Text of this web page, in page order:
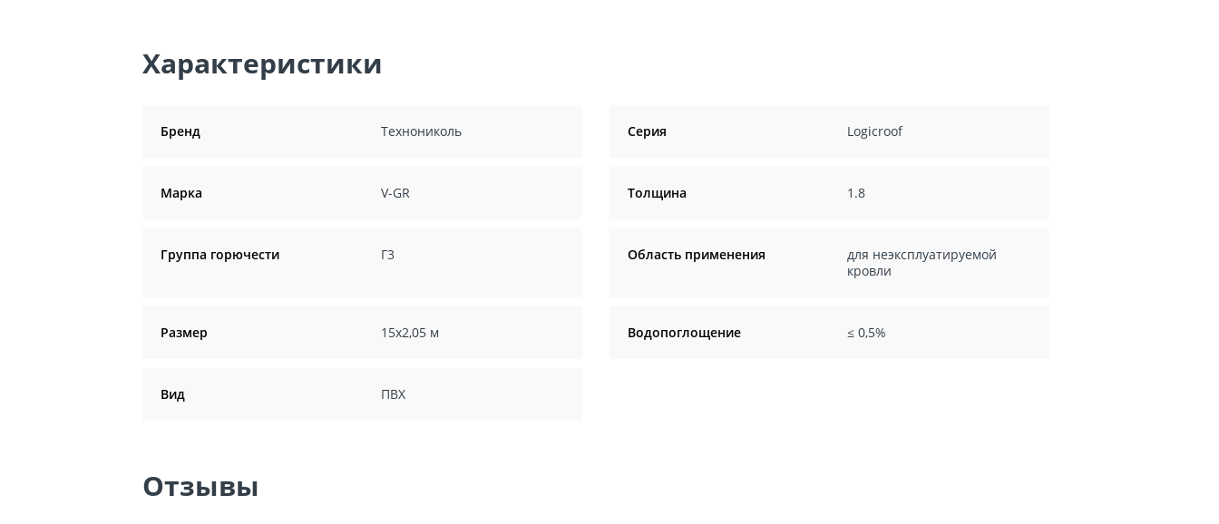
Характеристики
Бренд Технониколь Серия Logicroof
Марка V-GR Толщина 1.8
Группа горючести Г3 Область применения
для неэксплуатируемой
кровли
Размер 15х2,05 м Водопоглощение ≤ 0,5%
Вид ПВХ
Отзывы